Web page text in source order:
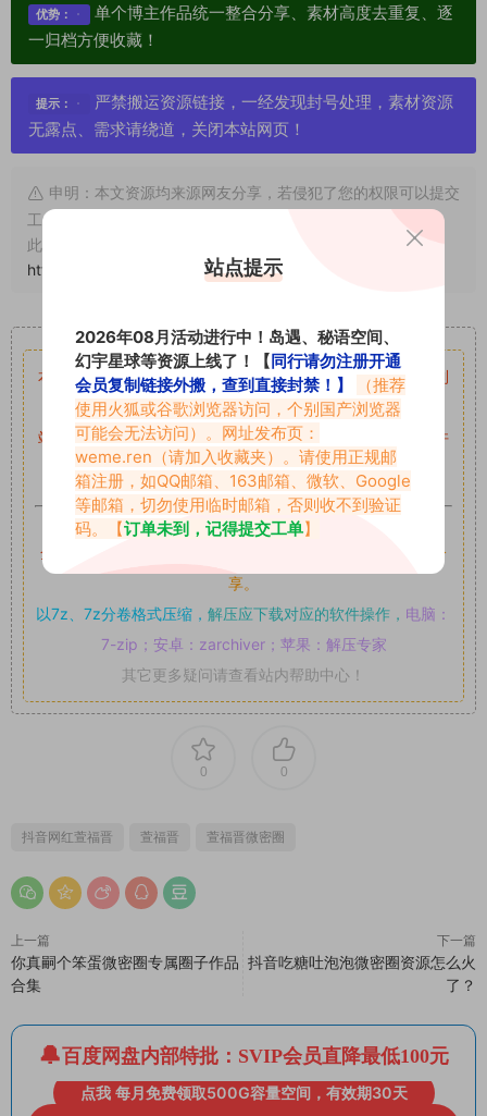
优势：
单个博主作品统一整合分享、素材高度去重复、逐
一归档方便收藏！
提示：
严禁搬运资源链接，一经发现封号处理，素材资源
无露点、需求请绕道，关闭本站网页！
申明：本文资源均来源网友分享，若侵犯了您的权限可以提交
工单处理。
此外本文章皆属于原创文章，转载请注明出处！原文链接：
https://www.abcjyw.com/1071.html
重要声明
本站资源均来自网络分享，如有侵犯你的权益请私信留言
收到
留言后，我们会第一时间进行审核后删除。
站内资源为网友个人学习或测试研究使用，未经原版权作者许
可,禁止用于任何商业途径！请在下载24小时内删除！
如果遇到付费才可获取的素材，建议升级
全站付费素材可提供补档服务
素材以主流网盘分
享。
以7z、7z分卷格式压缩， 解压应下载对应的软件操作， 电脑：
7-zip；安卓：zarchiver；苹果：解压专家
其它更多疑问请查看站内帮助中心！
0 0
抖音网红萱福晋 萱福晋 萱福晋微密圈
上一篇
你真嗣个笨蛋微密圈专属圈子作品
合集
下一篇
抖音吃糖吐泡泡微密圈资源怎么火
了？
百度网盘内部特批：SVIP会员直降最低100元
点我 每月免费领取500G容量空间，有效期30天
站点提示
2026年08月活动进行中！岛遇、秘语空间、
幻宇星球等资源上线了！【同行请勿注册开通
会员复制链接外搬，查到直接封禁！】
（推荐
使用火狐或谷歌浏览器访问，个别国产浏览器
可能会无法访问）。网址发布页：
weme.ren （请加入收藏夹）。请使用正规邮
箱注册，如QQ邮箱、163邮箱、微软、Google
等邮箱，切勿使用临时邮箱，否则收不到验证
码。【订单未到，记得提交工单】